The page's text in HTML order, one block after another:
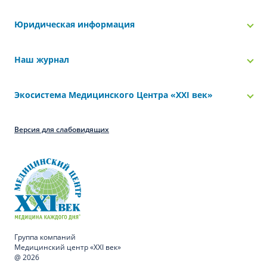
Юридическая информация
Наш журнал
Экосистема Медицинского Центра «‎XXI век»
Версия для слабовидящих
Группа компаний
Медицинский центр «XXI век»
@ 2026